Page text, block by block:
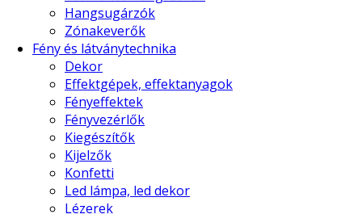
Hangsugárzók
Zónakeverők
Fény és látványtechnika
Dekor
Effektgépek, effektanyagok
Fényeffektek
Fényvezérlők
Kiegészítők
Kijelzők
Konfetti
Led lámpa, led dekor
Lézerek